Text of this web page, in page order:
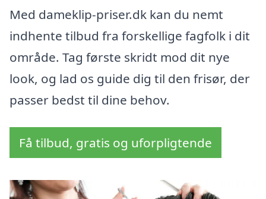
Med dameklip-priser.dk kan du nemt
indhente tilbud fra forskellige fagfolk i dit
område. Tag første skridt mod dit nye
look, og lad os guide dig til den frisør, der
passer bedst til dine behov.
Få tilbud, gratis og uforpligtende